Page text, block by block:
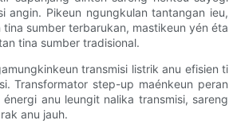
angin. Pikeun ngungkulan tantangan ieu,
sumber terbarukan, mastikeun yén éta
tina sumber tradisional.
transmisi listrik anu efisien ti
Transformator step-up maénkeun peran
anu leungit nalika transmisi, sareng
anu jauh.